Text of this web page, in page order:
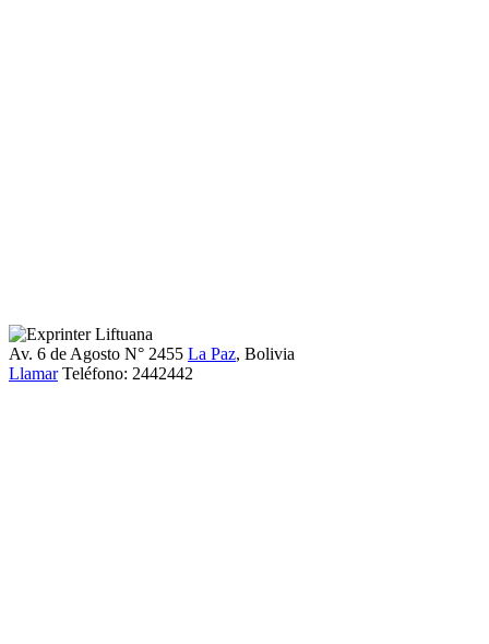
Av. 6 de Agosto N° 2455 La Paz, Bolivia
Llamar Teléfono: 2442442